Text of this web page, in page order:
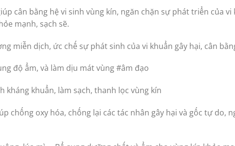
cân bằng hệ vi sinh vùng kín, ngăn chặn sự phát triển của
mạnh, sạch sẽ.
miễn dịch, ức chế sự phát sinh của vi khuẩn gây hại, cân
độ ẩm, và làm dịu mát vùng #âm đạo
kháng khuẩn, làm sạch, thanh lọc vùng kín
chống oxy hóa, chống lại các tác nhân gây hại và gốc tự do,